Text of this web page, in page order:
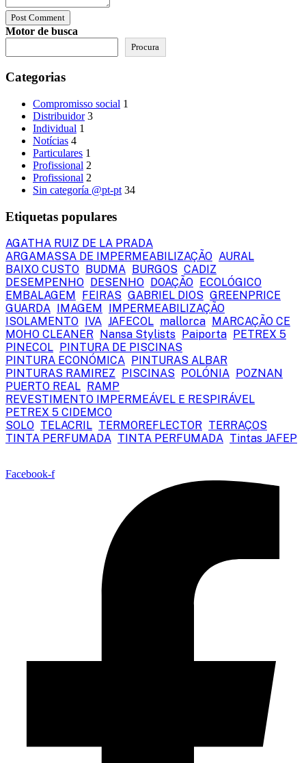
Post Comment
Motor de busca
Procura
Categorias
Compromisso social 1
Distribuidor 3
Individual 1
Notícias 4
Particulares 1
Profissional 2
Profissional 2
Sin categoría @pt-pt 34
Etiquetas populares
AGATHA RUIZ DE LA PRADA
ARGAMASSA DE IMPERMEABILIZAÇÃO AURAL
BAIXO CUSTO
BUDMA BURGOS CADIZ
DESEMPENHO
DESENHO DOAÇÃO
ECOLÓGICO
EMBALAGEM
FEIRAS GABRIEL DIOS GREENPRICE
GUARDA
IMAGEM
IMPERMEABILIZAÇÃO
ISOLAMENTO
IVA JAFECOL mallorca
MARCAÇÃO CE
MOHO CLEANER
Nansa Stylists Paiporta
PETREX 5
PINECOL
PINTURA DE PISCINAS
PINTURA ECONÓMICA
PINTURAS ALBAR
PINTURAS RAMIREZ
PISCINAS POLÓNIA
POZNAN
PUERTO REAL
RAMP
REVESTIMENTO IMPERMEÁVEL E RESPIRÁVEL
PETREX 5 CIDEMCO
SOLO TELACRIL TERMOREFLECTOR TERRAÇOS
TINTA PERFUMADA TINTA PERFUMADA Tintas JAFEP
Facebook-f